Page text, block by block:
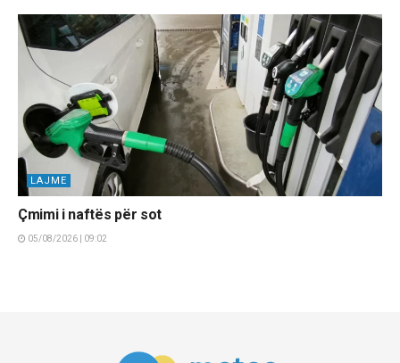
LAJME
Çmimi i naftës për sot
05/08/2026 | 09:02